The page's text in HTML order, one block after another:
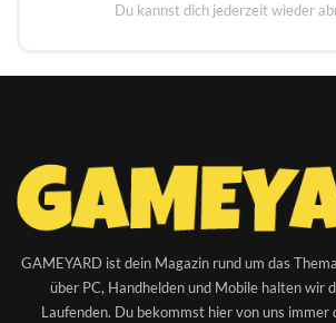
Du kannst dich jederzeit wieder
GAMEYARD ist dein Magazin rund um das
über PC, Handhelden und Mobile halten wir
Laufenden. Du bekommst hier von uns immer